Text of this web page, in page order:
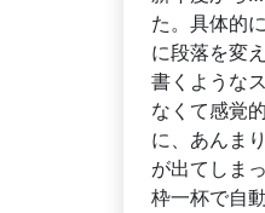
た。具体的
に段落を変
書くような
なくて感覚
に、あんま
が出てしま
枠一杯で自